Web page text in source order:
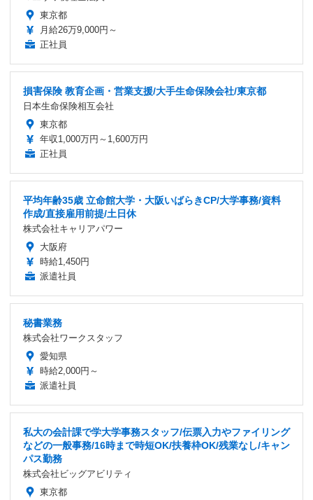
東京都
月給26万9,000円～
正社員
損害保険 教育企画・営業支援/大手生命保険会社/東京都
日本生命保険相互会社
東京都
年収1,000万円～1,600万円
正社員
平均年齢35歳 立命館大学・大阪いばらきCP/大学事務/資料
作成/直接雇用前提/土日休
株式会社キャリアパワー
大阪府
時給1,450円
派遣社員
秘書業務
株式会社ワークスタッフ
愛知県
時給2,000円～
派遣社員
私大の会計課で学大学事務スタッフ/伝票入力やファイリング
などの一般事務/16時まで時短OK/扶養枠OK/残業なし/キャン
パス勤務
株式会社ビッグアビリティ
東京都